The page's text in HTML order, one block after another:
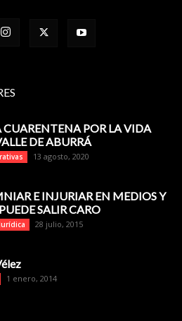
CUARENTENA POR LA VIDA
DE ABURRÁ
13 agosto, 2020
E INJURIAR EN MEDIOS Y
SALIR CARO
28 julio, 2015
1 enero, 2014